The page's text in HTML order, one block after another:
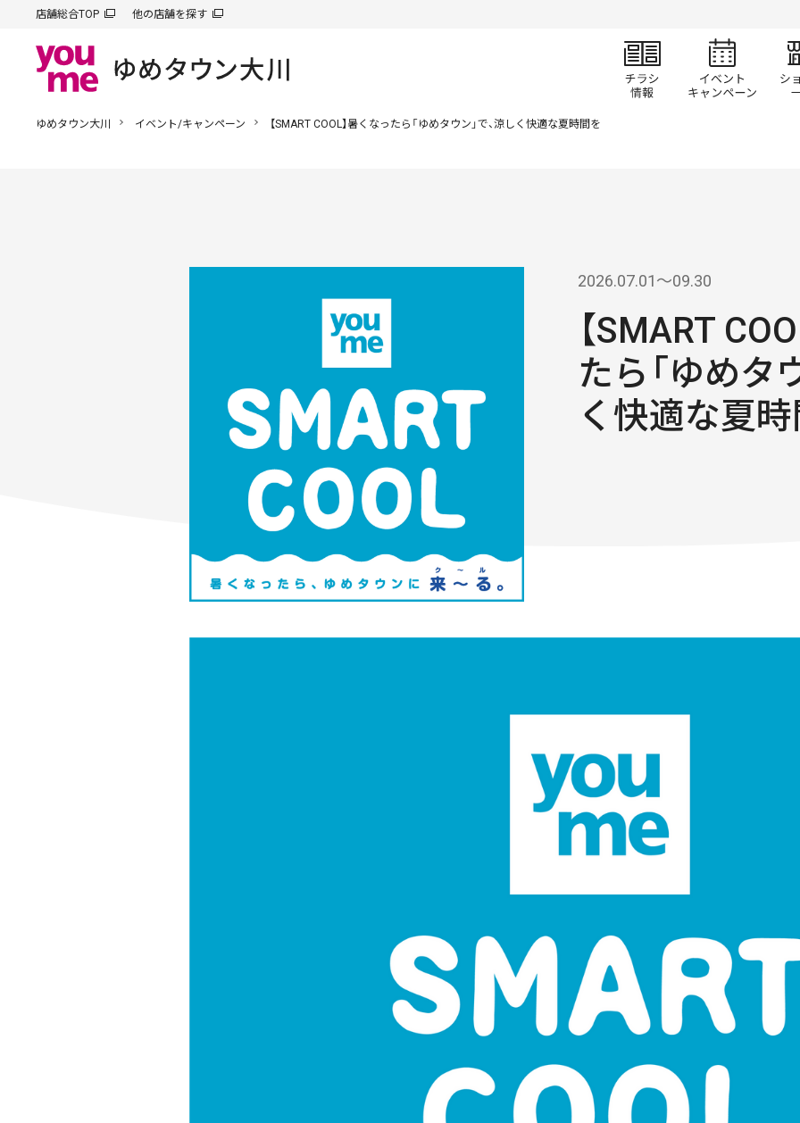
店舗総合TOP 他の店舗を探す
チラシ情報 イ
ゆめタウン大川 イベント/キャンペーン 【SMART COOL】暑くなったら「ゆめタウン」で、涼しく快適な夏時間を
2026.07.01〜09.30
【SMART
たら「ゆめタ
く快適な夏